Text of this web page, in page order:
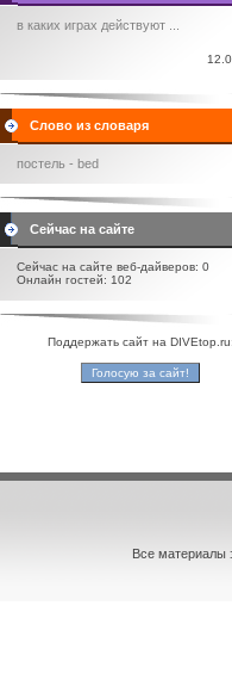
в каких играх действуют ...
Слово из словаря
постель - bed
Сейчас на сайте
Сейчас на сайте веб-дайверов: 0
Онлайн гостей: 102
Поддержать сайт на DIVEtop.ru:
Все материалы